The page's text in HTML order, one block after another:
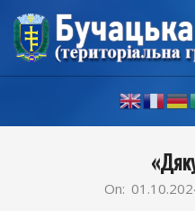
Skip
content
On: